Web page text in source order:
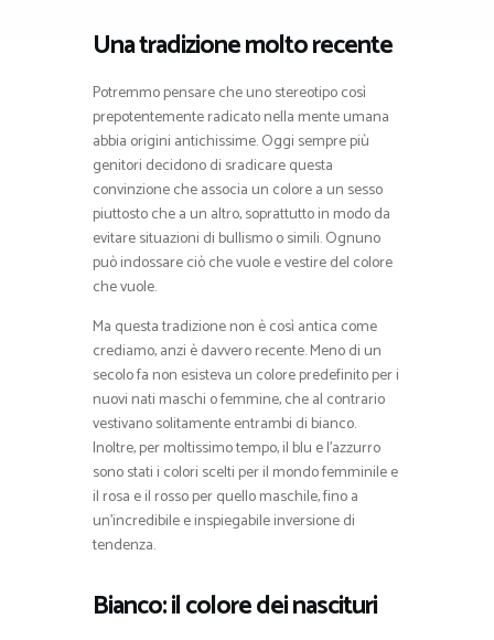
Una tradizione molto recente
Potremmo pensare che uno stereotipo così
prepotentemente radicato nella mente umana
abbia origini antichissime. Oggi sempre più
genitori decidono di sradicare questa
convinzione che associa un colore a un sesso
piuttosto che a un altro, soprattutto in modo da
evitare situazioni di bullismo o simili. Ognuno
può indossare ciò che vuole e vestire del colore
che vuole.
Ma questa tradizione non è così antica come
crediamo, anzi è davvero recente. Meno di un
secolo fa non esisteva un colore predefinito per i
nuovi nati maschi o femmine, che al contrario
vestivano solitamente entrambi di bianco.
Inoltre, per moltissimo tempo, il blu e l’azzurro
sono stati i colori scelti per il mondo femminile e
il rosa e il rosso per quello maschile, fino a
un’incredibile e inspiegabile inversione di
tendenza.
Bianco: il colore dei nascituri